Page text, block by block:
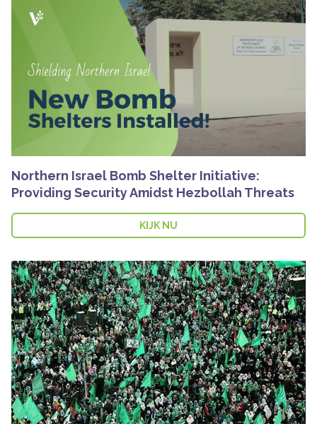
Northern Israel Bomb Shelter Initiative:
Providing Security Amidst Hezbollah Threats
KIJK NU